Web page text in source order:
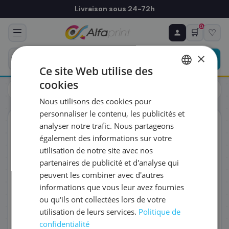
Livraison sous 24-72h
🛒
0
♡
Toners
Kyocera
ORIGINAL
♻ COMMANDE RÉCURRENTE
Prévoyez & économisez
Programmez votre prochain achat — notre équipe
vous prépare un devis personnalisé
RÉFÉRENCE DU PRODUIT
FRÉQUENCE
QUANTITÉ PAR LIVRAISON
DATE DE PREMIÈRE LIVRAISON SOUHAITÉE
×
Ce site Web utilise des
cookies
Nous utilisons des cookies pour
personnaliser le contenu, les publicités et
analyser notre trafic. Nous partageons
également des informations sur votre
utilisation de notre site avec nos
partenaires de publicité et d'analyse qui
peuvent les combiner avec d'autres
informations que vous leur avez fournies
ou qu'ils ont collectées lors de votre
utilisation de leurs services. Politique de
confidentialité